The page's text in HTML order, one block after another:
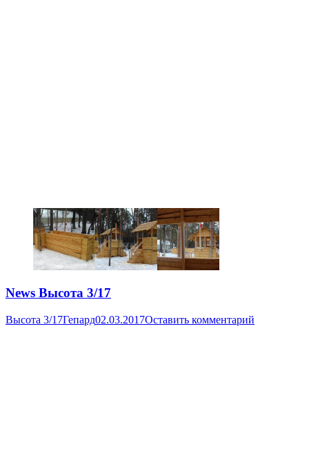
News Высота 3/17
Высота 3/17Гепард02.03.2017Оставить комментарий